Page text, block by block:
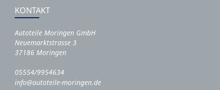
KONTAKT
Autoteile Moringen GmbH
Neuemarktstrasse 3
37186 Moringen
05554/9954634
info@autoteile-moringen.de